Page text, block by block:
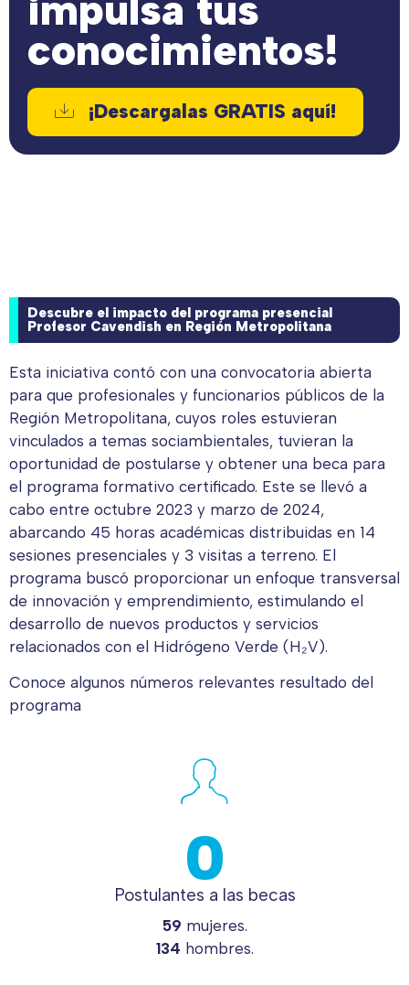
conocimientos!
¡Descargalas GRATIS aquí!
Descubre el impacto del programa presencial
Profesor Cavendish en Región Metropolitana
Esta iniciativa contó con una convocatoria abierta
para que profesionales y funcionarios públicos de la
Región Metropolitana, cuyos roles estuvieran
vinculados a temas sociambientales, tuvieran la
oportunidad de postularse y obtener una beca para
el programa formativo certificado. Este se llevó a
cabo entre octubre 2023 y marzo de 2024,
abarcando 45 horas académicas distribuidas en 14
sesiones presenciales y 3 visitas a terreno. El
programa buscó proporcionar un enfoque transversal
de innovación y emprendimiento, estimulando el
desarrollo de nuevos productos y servicios
relacionados con el Hidrógeno Verde (H₂V).
Conoce algunos números relevantes resultado del
programa
Postulantes a las becas
0
59 mujeres.
134 hombres.